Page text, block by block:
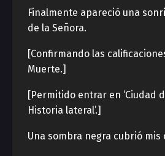
Finalmente apareció una
de la Señora.
[Confirmando las
Muerte.]
[Permitido entrar en ‘Ciudad
Historia lateral’.]
Una sombra negra cubrió mis